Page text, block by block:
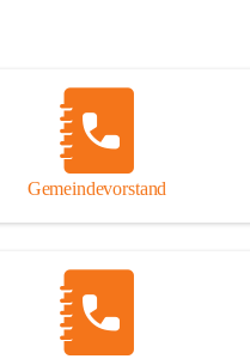
Gemeindevorstand